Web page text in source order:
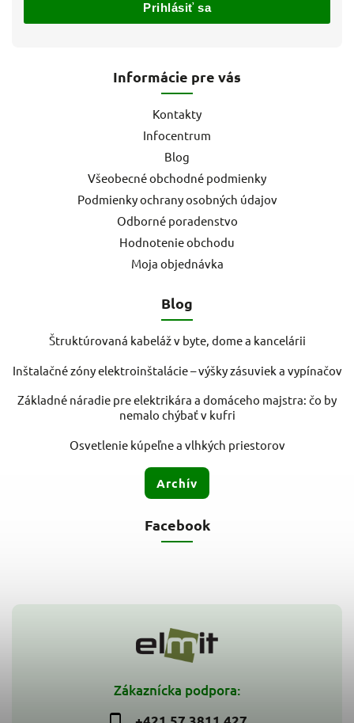
Zákaznícka podpora:
Informácie pre vás
Kontakty
Infocentrum
Blog
Všeobecné obchodné podmienky
Podmienky ochrany osobných údajov
Odborné poradenstvo
Hodnotenie obchodu
Moja objednávka
Blog
Štruktúrovaná kabeláž v byte, dome a kancelárii
Inštalačné zóny elektroinštalácie – výšky zásuviek a vypínačov
Základné náradie pre elektrikára a domáceho majstra: čo by
nemalo chýbať v kufri
Osvetlenie kúpeľne a vlhkých priestorov
Archív
Prihlásiť sa
Facebook